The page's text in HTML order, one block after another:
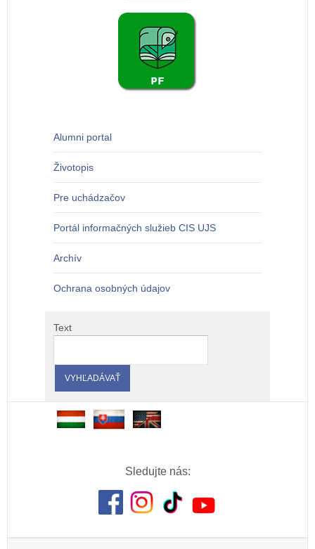
Alumni portal
Životopis
Pre uchádzačov
Portál informačných služieb CIS UJS
Archív
Ochrana osobných údajov
Text
Sledujte nás: